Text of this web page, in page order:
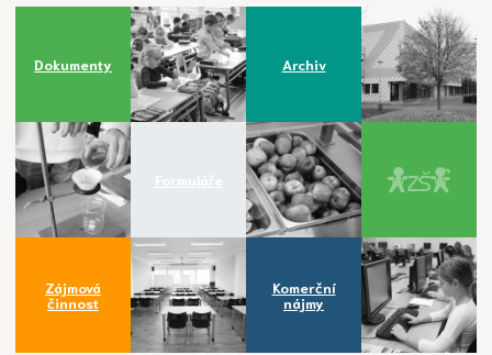
Dokumenty Archiv
Zájmová
činnost
Komerční
nájmy